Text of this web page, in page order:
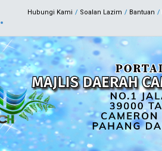
Hubungi Kami Soalan Lazim Bantuan